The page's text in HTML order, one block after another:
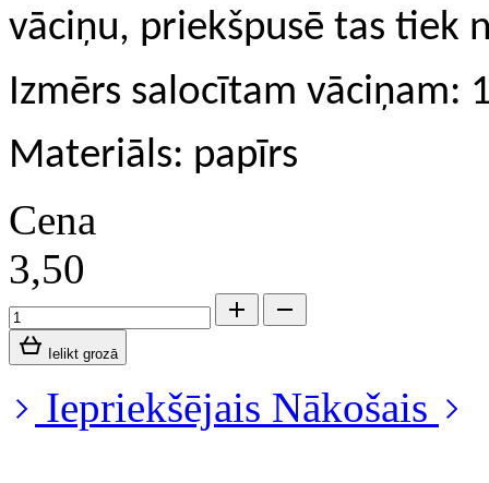
vāciņu, priekšpusē tas tiek
Izmērs salocītam vāciņam:
Materiāls: papīrs
Cena
3,50
Ielikt grozā
Iepriekšējais Nākošais